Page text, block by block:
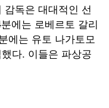
독은 대대적인 선
에는 로베르토 갈리
에는 유토 나가토모
다. 이들은 파상공